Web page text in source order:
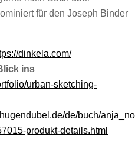
für den Joseph Binder
dinkela.com/
ins
urban-sketching-
de/buch/
produkt-details.html